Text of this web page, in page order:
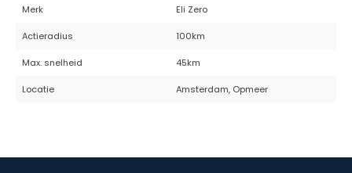
Merk Eli Zero
Actieradius 100km
Max. snelheid 45km
Locatie Amsterdam, Opmeer